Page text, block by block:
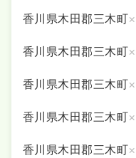
香川県木田郡三木町×
香川県木田郡三木町×
香川県木田郡三木町×
香川県木田郡三木町×
香川県木田郡三木町×